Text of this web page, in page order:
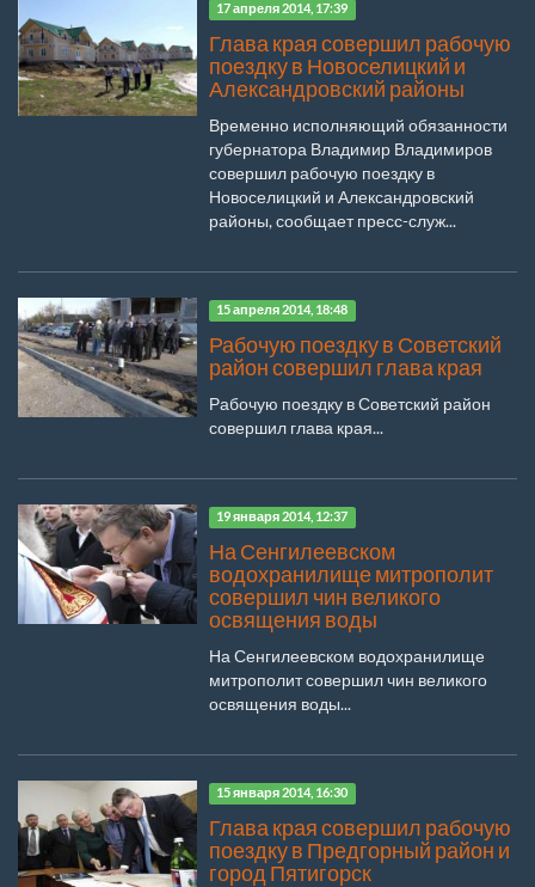
17 апреля 2014, 17:39
Глава края совершил рабочую
поездку в Новоселицкий и
Александровский районы
Временно исполняющий обязанности
губернатора Владимир Владимиров
совершил рабочую поездку в
Новоселицкий и Александровский
районы, сообщает пресс-служ...
15 апреля 2014, 18:48
Рабочую поездку в Советский
район совершил глава края
Рабочую поездку в Советский район
совершил глава края...
19 января 2014, 12:37
На Сенгилеевском
водохранилище митрополит
совершил чин великого
освящения воды
На Сенгилеевском водохранилище
митрополит совершил чин великого
освящения воды...
15 января 2014, 16:30
Глава края совершил рабочую
поездку в Предгорный район и
город Пятигорск